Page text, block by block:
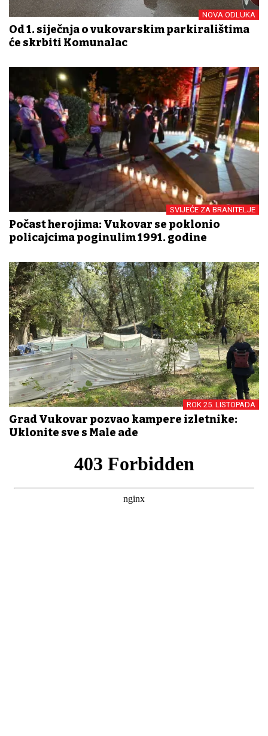
NOVA ODLUKA
Od 1. siječnja o vukovarskim parkiralištima
će skrbiti Komunalac
SVIJEĆE ZA BRANITELJE
Počast herojima: Vukovar se poklonio
policajcima poginulim 1991. godine
ROK 25. LISTOPADA
Grad Vukovar pozvao kampere izletnike:
Uklonite sve s Male ade